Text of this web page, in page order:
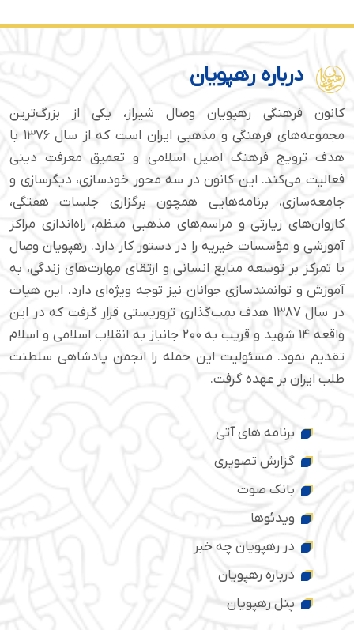
درباره رهپویان
کانون فرهنگی رهپویان وصال شیراز، یکی از بزرگ‌ترین
مجموعه‌های فرهنگی و مذهبی ایران است که از سال ۱۳۷۶ با
هدف ترویج فرهنگ اصیل اسلامی و تعمیق معرفت دینی
فعالیت می‌کند. این کانون در سه محور خودسازی، دیگرسازی و
جامعه‌سازی، برنامه‌هایی همچون برگزاری جلسات هفتگی،
کاروان‌های زیارتی و مراسم‌های مذهبی منظم، راه‌اندازی مراکز
آموزشی و مؤسسات خیریه را در دستور کار دارد. رهپویان وصال
با تمرکز بر توسعه منابع انسانی و ارتقای مهارت‌های زندگی، به
آموزش و توانمندسازی جوانان نیز توجه ویژه‌ای دارد. این هیات
در سال ۱۳۸۷ هدف بمب‌گذاری تروریستی قرار گرفت که در این
واقعه ۱۴ شهید و قریب به ۲۰۰ جانباز به انقلاب اسلامی و اسلام
تقدیم نمود. مسئولیت این حمله را انجمن پادشاهی سلطنت
طلب ایران بر عهده گرفت.
برنامه های آتی
گزارش تصویری
بانک صوت
ویدئوها
در رهپویان چه خبر
درباره رهپویان
پنل رهپویان